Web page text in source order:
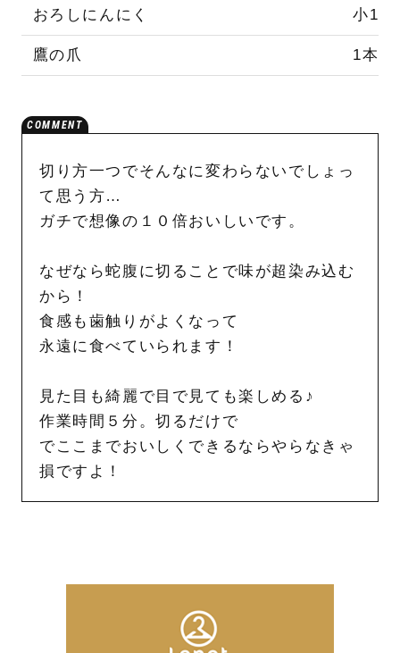
おろしにんにく 小1
鷹の爪 1本
切り方一つでそんなに変わらないでしょっ
て思う方…
ガチで想像の１０倍おいしいです。
なぜなら蛇腹に切ることで味が超染み込む
から！
食感も歯触りがよくなって
永遠に食べていられます！
見た目も綺麗で目で見ても楽しめる♪
作業時間５分。切るだけで
でここまでおいしくできるならやらなきゃ
損ですよ！